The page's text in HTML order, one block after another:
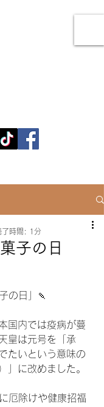
子の日
了時間: 1分
の日」🍡
国内では疫病が蔓
皇は元号を「承
たいという意味の
」に改めました。
厄除けや健康招福